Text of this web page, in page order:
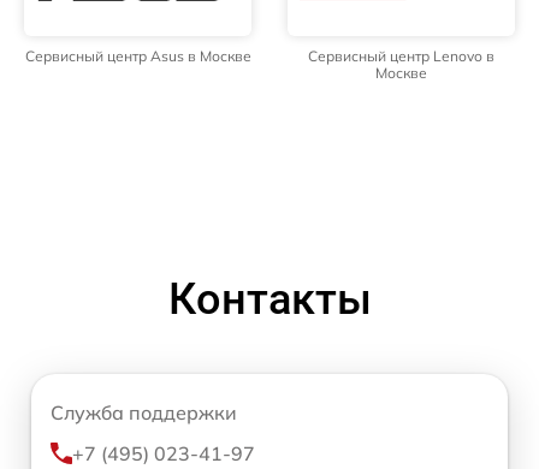
Сервисный центр Asus в Москве
Сервисный центр Lenovo в
Москве
Контакты
Служба поддержки
+7 (495) 023-41-97